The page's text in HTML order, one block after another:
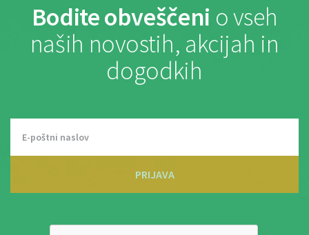
Bodite obveščeni o vseh
naših novostih, akcijah in
dogodkih
PRIJAVA